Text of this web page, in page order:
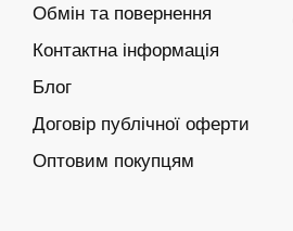
Обмін та повернення
Контактна інформація
Блог
Договір публічної оферти
Оптовим покупцям